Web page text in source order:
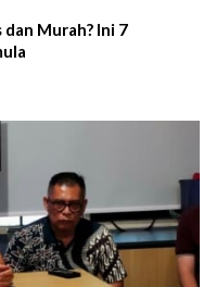
Murah? Ini 7